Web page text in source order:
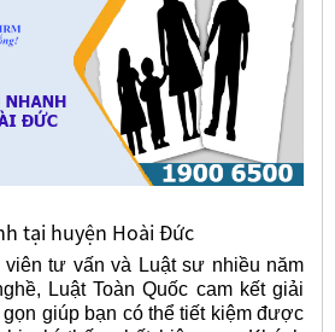
tại huyện Hoài Đức
tư vấn và Luật sư nhiều năm
Luật Toàn Quốc cam kết giải
giúp bạn có thể tiết kiệm được